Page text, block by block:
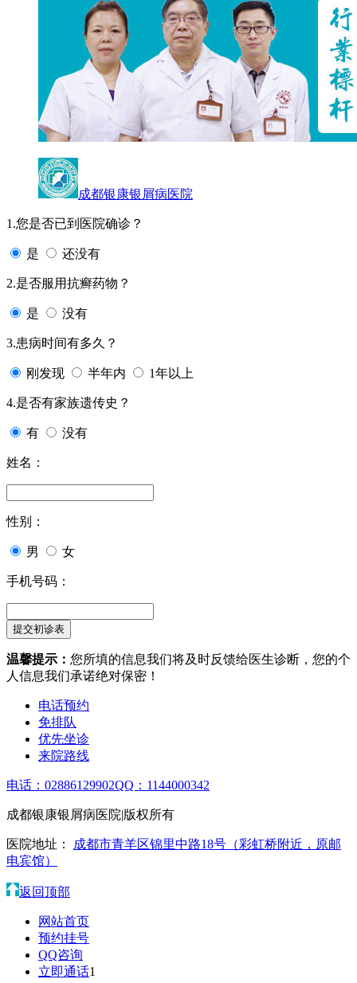
成都银康银屑病医院
1.您是否已到医院确诊？
是 还没有
2.是否服用抗癣药物？
是 没有
3.患病时间有多久？
刚发现 半年内 1年以上
4.是否有家族遗传史？
有 没有
姓名：
性别：
男 女
手机号码：
温馨提示： 您所填的信息我们将及时反馈给医生诊断，您的个
人信息我们承诺绝对保密！
电话预约
免排队
优先坐诊
来院路线
电话：02886129902QQ：1144000342
成都银康银屑病医院|版权所有
医院地址： 成都市青羊区锦里中路18号（彩虹桥附近，原邮
电宾馆）
返回顶部
网站首页
预约挂号
QQ咨询
立即通话1